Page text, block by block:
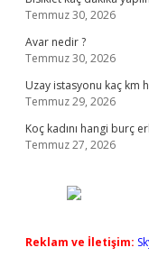
Temmuz 30, 2026
Avar nedir ?
Temmuz 30, 2026
Uzay istasyonu kaç km
Temmuz 29, 2026
Koç kadını hangi burç
Temmuz 27, 2026
Reklam ve İletişim: